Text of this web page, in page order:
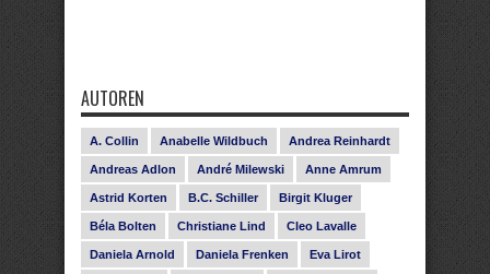
AUTOREN
A. Collin Anabelle Wildbuch Andrea Reinhardt
Andreas Adlon André Milewski Anne Amrum
Astrid Korten B.C. Schiller Birgit Kluger
Béla Bolten Christiane Lind Cleo Lavalle
Daniela Arnold Daniela Frenken Eva Lirot